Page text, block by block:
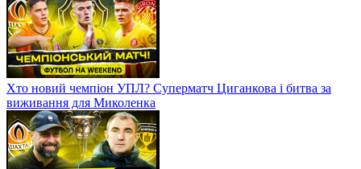
Хто новий чемпіон УПЛ? Суперматч Циганкова і битва за
виживання для Миколенка